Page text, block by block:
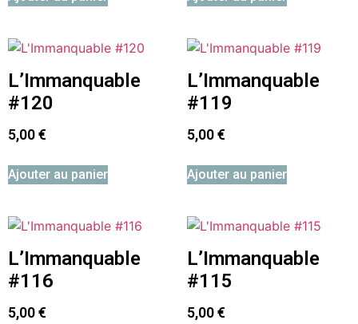
L’Immanquable
#120
5,00€
Ajouter au panier
L’Immanquable
#119
5,00€
Ajouter au panier
L’Immanquable
#116
5,00€
L’Immanquable
#115
5,00€